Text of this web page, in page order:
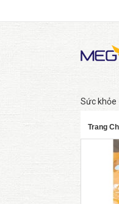
Sức khỏe
Trang